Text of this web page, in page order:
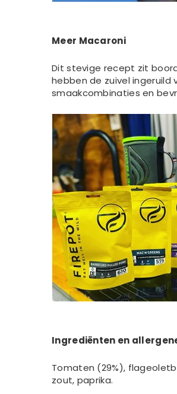
Meer Macaroni
Dit stevige recept zit
hebben de zuivel
smaakcombinaties en
Ingrediënten en
Tomaten (29%),
zout, paprika.